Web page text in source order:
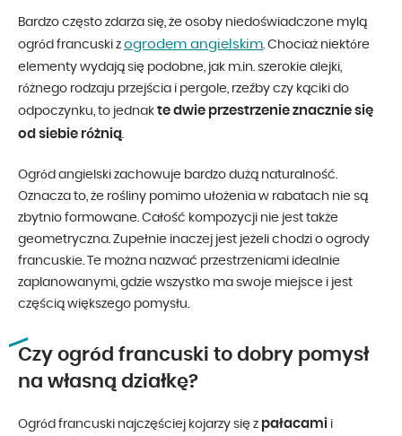
Bardzo często zdarza się, że osoby niedoświadczone mylą
ogród francuski z ogrodem angielskim. Chociaż niektóre
elementy wydają się podobne, jak m.in. szerokie alejki,
różnego rodzaju przejścia i pergole, rzeźby czy kąciki do
odpoczynku, to jednak te dwie przestrzenie znacznie się
od siebie różnią.
Ogród angielski zachowuje bardzo dużą naturalność.
Oznacza to, że rośliny pomimo ułożenia w rabatach nie są
zbytnio formowane. Całość kompozycji nie jest także
geometryczna. Zupełnie inaczej jest jeżeli chodzi o ogrody
francuskie. Te można nazwać przestrzeniami idealnie
zaplanowanymi, gdzie wszystko ma swoje miejsce i jest
częścią większego pomysłu.
Czy ogród francuski to dobry pomysł
na własną działkę?
Ogród francuski najczęściej kojarzy się z pałacami i